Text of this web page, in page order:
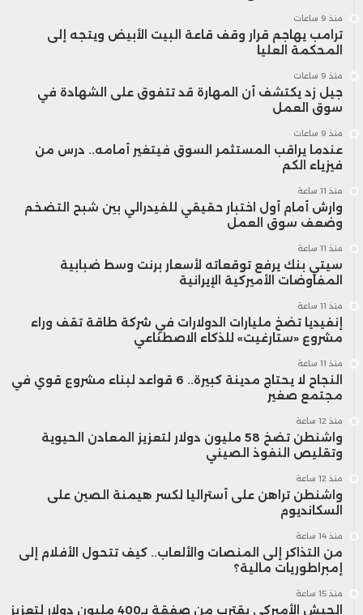
منذ 9 ساعات
ترامب يهاجم قرار وقف قاعة البيت الأبيض ويتجه إلى
المحكمة العليا
منذ 9 ساعات
جيل زد يكتشف أن المهارة قد تتفوق على الشهادة في
سوق العمل
منذ 9 ساعات
عندما يراقب المستثمر السوق فيتغير أمامه.. درس من
فيزياء الكم
منذ 11 ساعة
وارش أمام أول اختبار حقيقي للفيدرالي بين شبح التضخم
وضعف سوق العمل
منذ 11 ساعة
سيتي بنك يرفع توقعاته لأسعار برنت وسط ضبابية
المفاوضات الأميركية الإيرانية
منذ 11 ساعة
إنفيديا تضخ مليارات الدولارات في شركة طاقة تقف وراء
مشروع «ستارغيت» للذكاء الاصطناعي
منذ 11 ساعة
النجاح لا يحتاج مدينة كبيرة.. 6 قواعد لبناء مشروع قوي في
مجتمع صغير
منذ 12 ساعة
واشنطن تضخ 58 مليون دولار لتعزيز المعادن الحيوية
وتقليص النفوذ الصيني
منذ 12 ساعة
واشنطن تراهن على أستراليا لكسر هيمنة الصين على
السكانديوم
منذ 14 ساعة
من التذاكر إلى المنصات والألعاب.. كيف تتحول الأفلام إلى
إمبراطوريات مالية؟
منذ 15 ساعة
الجيش الأميركي يقترب من صفقة بـ400 مليون دولار لتعزيز